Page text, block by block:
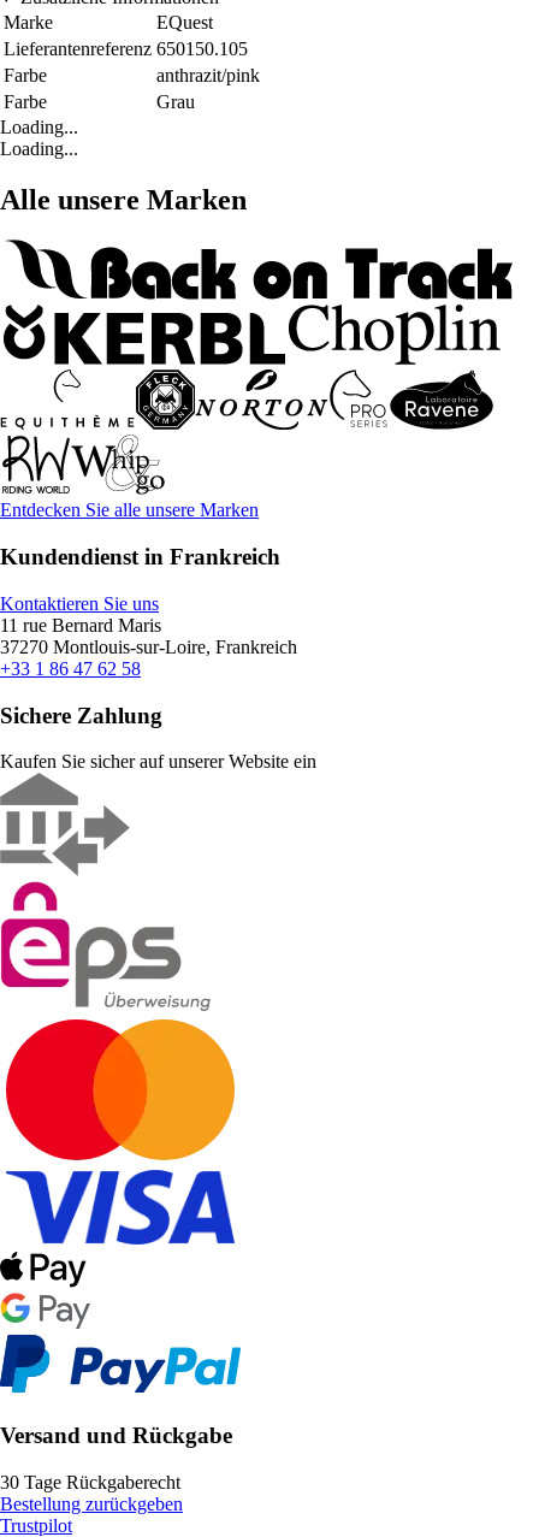
Marke
EQuest
Lieferantenreferenz 650150.105
Farbe
anthrazit/pink
Farbe
Grau
Loading...
Loading...
Alle unsere Marken
Entdecken Sie alle unsere Marken
Kundendienst in Frankreich
Kontaktieren Sie uns
11 rue Bernard Maris
37270 Montlouis-sur-Loire, Frankreich
+33 1 86 47 62 58
Sichere Zahlung
Kaufen Sie sicher auf unserer Website ein
Versand und Rückgabe
30 Tage Rückgaberecht
Bestellung zurückgeben
Trustpilot